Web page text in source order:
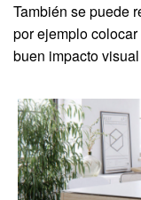
También se puede
por ejemplo
buen impacto